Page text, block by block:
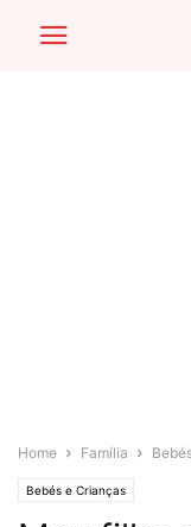
Home Família
Bebés e Crianças